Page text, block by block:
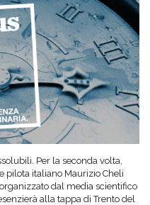
Per la seconda volta,
pilota italiano Maurizio Cheli
dal media scientifico
alla tappa di Trento del